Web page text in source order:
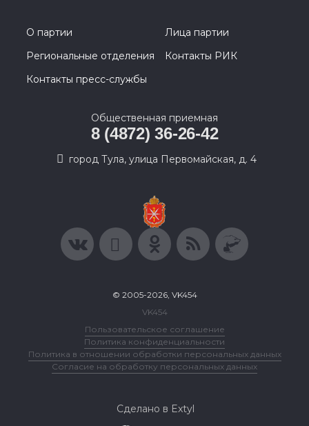
О партии
Лица партии
Региональные отделения
Контакты РИК
Контакты пресс-службы
Общественная приемная
8 (4872) 36-26-42
город Тула, улица Первомайская, д. 4
© 2005-2026, VK454
VK454
Пользовательское соглашение
Политика конфиденциальности
Политика в отношении обработки персональных данных
Согласие на обработку персональных данных
Сделано в Extyl